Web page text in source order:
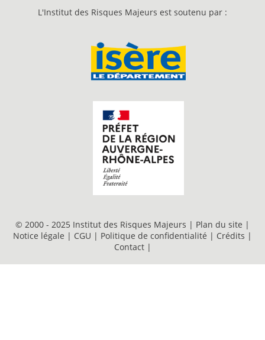
L'Institut des Risques Majeurs est soutenu par :
© 2000 - 2025 Institut des Risques Majeurs | Plan du site |
Notice légale | CGU | Politique de confidentialité | Crédits |
Contact |